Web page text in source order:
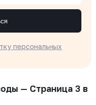
персональных
— Страница 3 в